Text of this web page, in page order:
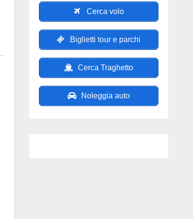
Cerca volo
Biglietti tour e parchi
Cerca Traghetto
Noleggia auto